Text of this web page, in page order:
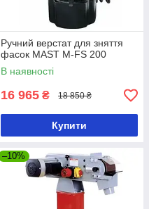
Ручний верстат для зняття
фасок MAST M-FS 200
В наявності
16 965 ₴ 18 850 ₴
Купити
–10%